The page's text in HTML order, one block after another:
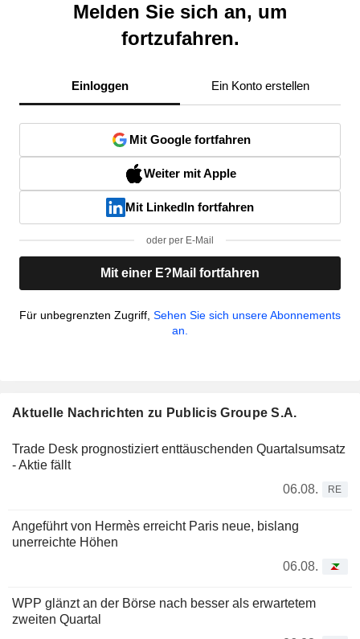
Melden Sie sich an, um
fortzufahren.
Einloggen Ein Konto erstellen
Mit Google fortfahren
Weiter mit Apple
Mit LinkedIn fortfahren
oder per E-Mail
Mit einer E?Mail fortfahren
Für unbegrenzten Zugriff, Sehen Sie sich unsere Abonnements
an.
Aktuelle Nachrichten zu Publicis Groupe S.A.
Trade Desk prognostiziert enttäuschenden Quartalsumsatz
- Aktie fällt
06.08.
RE
Angeführt von Hermès erreicht Paris neue, bislang
unerreichte Höhen
06.08.
WPP glänzt an der Börse nach besser als erwartetem
zweiten Quartal